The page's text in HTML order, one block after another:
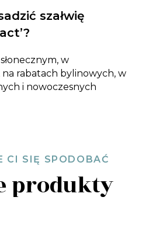
szałwię
w
rabatach bylinowych, w
i nowoczesnych
CI SIĘ SPODOBAĆ
produkty